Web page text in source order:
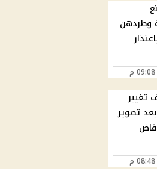
وطردهن
تغيير
تصوير